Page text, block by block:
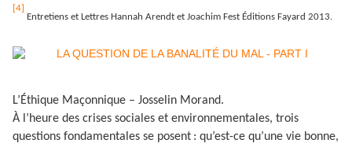
[4]
Entretiens et Lettres Hannah Arendt et Joachim Fest Éditions Fayard 2013.
L’Éthique Maçonnique – Josselin Morand.
À l’heure des crises sociales et environnementales, trois
questions fondamentales se posent : qu’est-ce qu’une vie bonne,